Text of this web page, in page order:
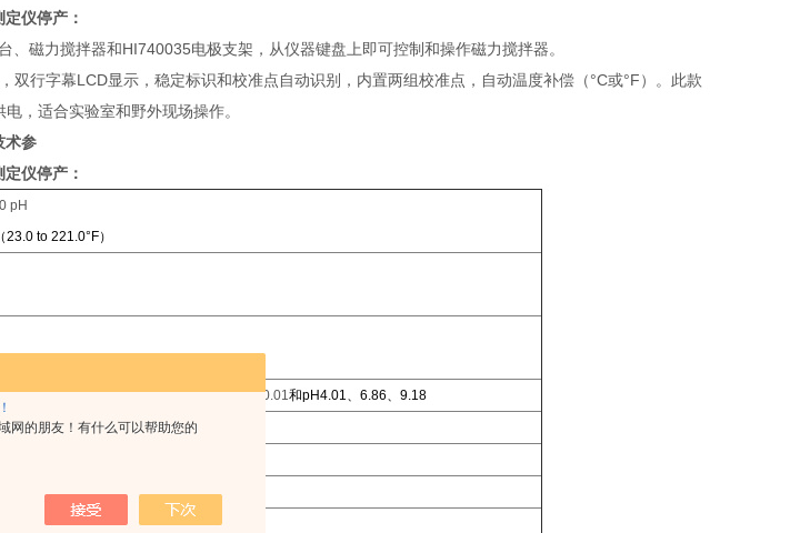
网的朋友！有什么可以帮助您的
仪停产 ：
、磁力搅拌器和HI740035电极支架，从仪器键盘上即可控制和操作磁力搅拌器。
双行字幕LCD显示，稳定标识和校准点自动识别，内置两组校准点，自动温度补偿（°C或°F）。此款
，适合实验室和野外现场操作。
术参
仪停产 ：
pH
to 221.0°F）
、± 1.0°C（＞ 60°C）
内置2组酸度标准校准点pH4.01、7.01、10.01和pH4.01、6.86、9.18
5.0 to 105.0 °C
度传感器复合酸度电极
量模式下，8分钟不用后自动关机
），RH max 100%